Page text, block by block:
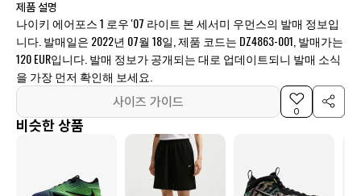
제품 설명
나이키 에어포스 1 로우 '07 라이트 본 세서미 우먼스의 발매 정보입
니다. 발매일은 2022년 07월 18일, 제품 코드는 DZ4863-001, 발매가는
120 EUR입니다. 발매 정보가 공개되는 대로 업데이트되니 발매 소식
을 가장 먼저 확인해 보세요.
사이즈 가이드
0
비슷한 상품